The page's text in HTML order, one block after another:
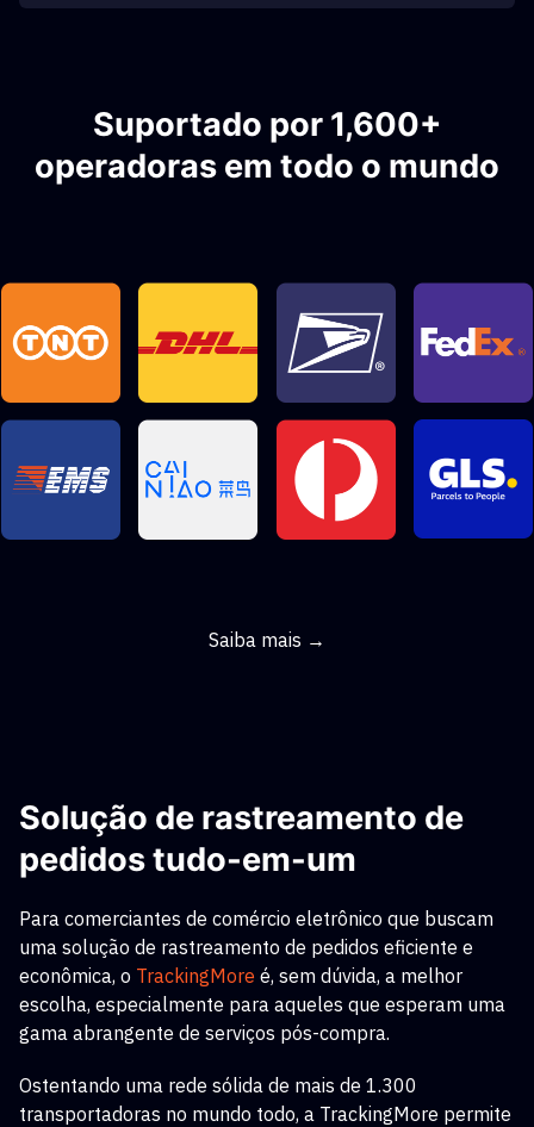
Suportado por 1,600+
operadoras em todo o mundo
Saiba mais →
Solução de rastreamento de
pedidos tudo-em-um
Para comerciantes de comércio eletrônico que buscam
uma solução de rastreamento de pedidos eficiente e
econômica, o TrackingMore é, sem dúvida, a melhor
escolha, especialmente para aqueles que esperam uma
gama abrangente de serviços pós-compra.
Ostentando uma rede sólida de mais de 1.300
transportadoras no mundo todo, a TrackingMore permite